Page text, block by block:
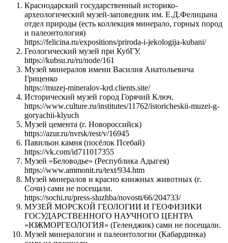
Краснодарский государственный историко-
археологический музей-заповедник им. Е.Д.Фелицына
отдел природы (есть коллекция минерало, горных пород
и палеонтология)
https://felicina.ru/expositions/priroda-i-jekologija-kubani/
Геологический музей при КубГУ.
https://kubsu.ru/ru/node/161
Музей минералов имени Василия Анатольевича
Гриценко
https://muzej-mineralov-krd.clients.site/
Исторический музей город Горячий Ключ.
https://www.culture.ru/institutes/11762/istoricheskii-muzei-g-
goryachii-klyuch
Музей цемента (г. Новороссийск)
https://azur.ru/nvrsk/rest/v/16945
Павильон камня (посёлок Псебай)
https://vk.com/id711017355
Музей «Беловодье» (Республика Адыгея)
https://www.ammonit.ru/text/934.htm
Музей минералов и красно книжных животных (г.
Сочи) сами не посещали.
https://sochi.ru/press-sluzhba/novosti/66/204733/
МУЗЕЙ МОРСКОЙ ГЕОЛОГИИ И ГЕОФИЗИКИ
ГОСУДАРСТВЕННОГО НАУЧНОГО ЦЕНТРА
«ЮЖМОРГЕОЛОГИЯ» (Геленджик) сами не посещали.
Музей минералогии и палеонтологии (Кабардинка)